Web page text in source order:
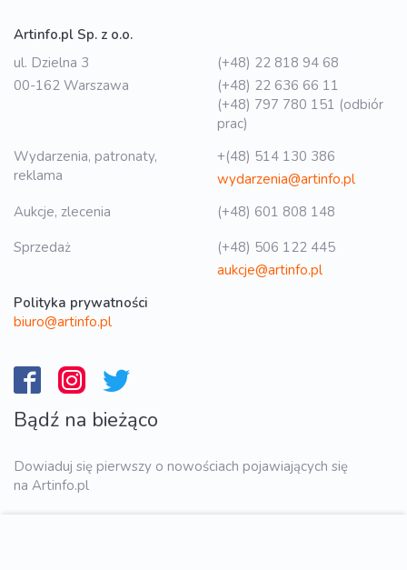
Artinfo.pl Sp. z o.o.
ul. Dzielna 3
00-162 Warszawa
(+48) 22 818 94 68
(+48) 22 636 66 11
(+48) 797 780 151 (odbiór
prac)
Wydarzenia, patronaty,
reklama
+(48) 514 130 386
wydarzenia@artinfo.pl
Aukcje, zlecenia
(+48) 601 808 148
Sprzedaż
(+48) 506 122 445
aukcje@artinfo.pl
Polityka prywatności
biuro@artinfo.pl
Bądź na bieżąco
Dowiaduj się pierwszy o nowościach pojawiających się
na Artinfo.pl